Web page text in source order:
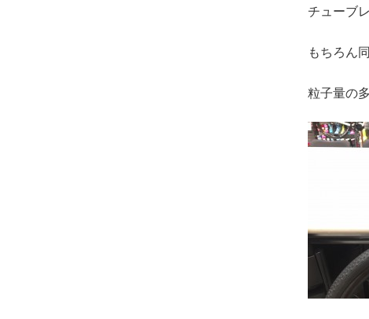
チューブ
もちろん
粒子量の